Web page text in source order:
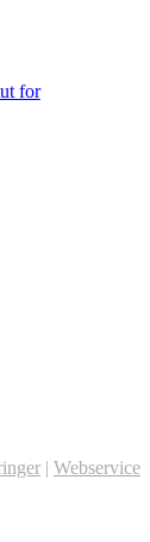
for
| Webservice